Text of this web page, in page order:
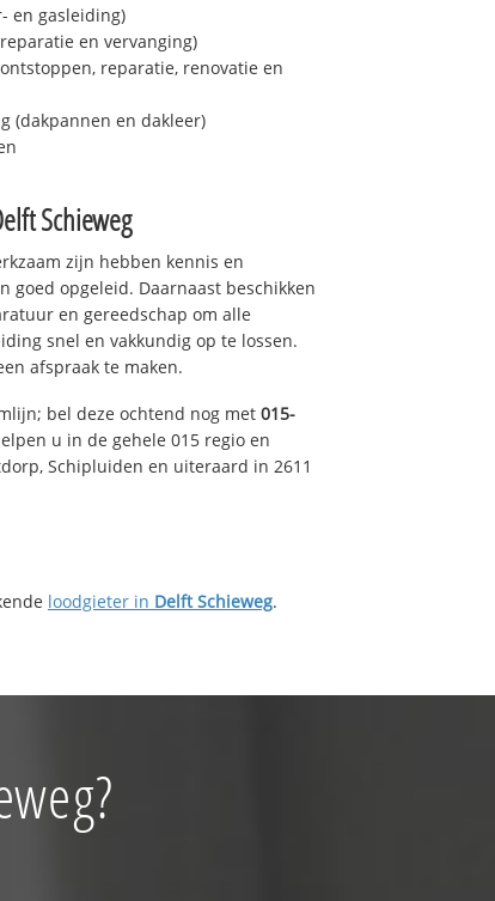
en gasleiding)
en vervanging)
reparatie, renovatie en
(dakpannen en dakleer)
Schieweg
zijn hebben kennis en
goed opgeleid. Daarnaast beschikken
en gereedschap om alle
snel en vakkundig op te lossen.
afspraak te maken.
bel deze ochtend nog met 015-
u in de gehele 015 regio en
Schipluiden en uiteraard in 2611
loodgieter in Delft Schieweg.